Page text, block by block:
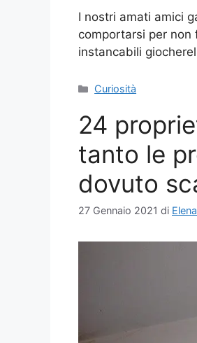
I nostri amati amici
comportarsi per non
instancabili
Categorie
Curiosità
24
tanto le
dovuto
27 Gennaio 2021 di